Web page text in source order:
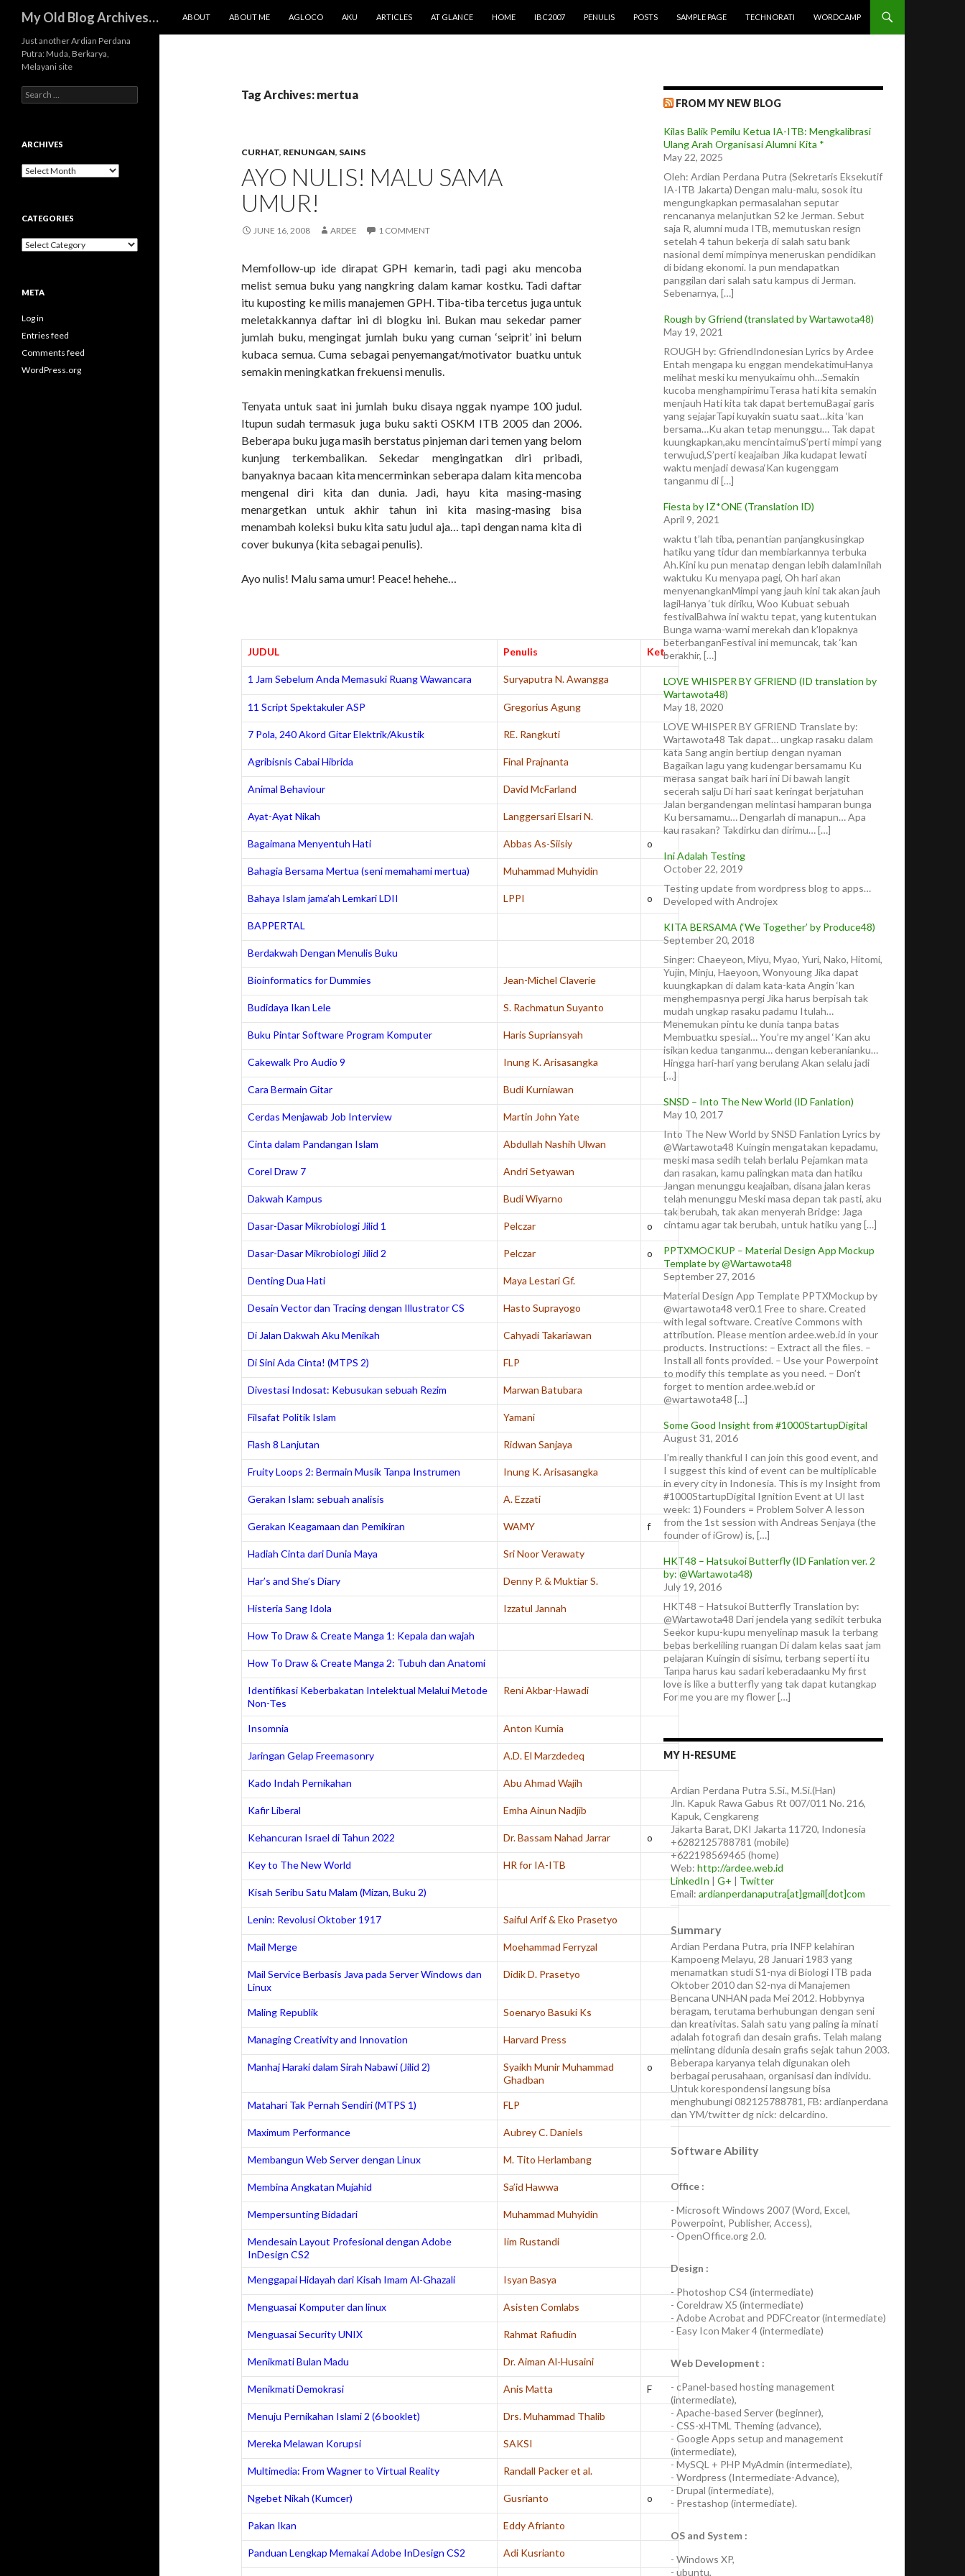
My Old Blog Archives…
ABOUT
ABOUT ME AGLOCO AKU ARTICLES AT GLANCE HOME IBC2007 PENULIS POSTS SAMPLE PAGE TECHNORATI WORDCAMP
Tag Archives: mertua
CURHAT, RENUNGAN, SAINS
AYO NULIS! MALU SAMA
UMUR!
JUNE 16, 2008 ARDEE 1 COMMENT
Memfollow-up ide dirapat GPH kemarin, tadi pagi aku mencoba
melist semua buku yang nangkring dalam kamar kostku. Tadi daftar
itu kuposting ke milis manajemen GPH. Tiba-tiba tercetus juga untuk
meletakkannya daftar ini di blogku ini. Bukan mau sekedar pamer
jumlah buku, mengingat jumlah buku yang cuman ‘seiprit’ ini belum
kubaca semua. Cuma sebagai penyemangat/motivator buatku untuk
semakin meningkatkan frekuensi menulis.
Tenyata untuk saat ini jumlah buku disaya nggak nyampe 100 judul.
Itupun sudah termasuk juga buku sakti OSKM ITB 2005 dan 2006.
Beberapa buku juga masih berstatus pinjeman dari temen yang belom
kunjung terkembalikan. Sekedar mengingatkan diri pribadi,
banyaknya bacaan kita mencerminkan seberapa dalam kita mencoba
mengenal diri kita dan dunia. Jadi, hayu kita masing-masing
menargetkan untuk akhir tahun ini kita masing-masing bisa
menambah koleksi buku kita satu judul aja… tapi dengan nama kita di
cover bukunya (kita sebagai penulis).
Ayo nulis! Malu sama umur! Peace! hehehe…
JUDUL Penulis Ket.
1 Jam Sebelum Anda Memasuki Ruang Wawancara Suryaputra N. Awangga
11 Script Spektakuler ASP Gregorius Agung
7 Pola, 240 Akord Gitar Elektrik/Akustik RE. Rangkuti
Agribisnis Cabai Hibrida Final Prajnanta
Animal Behaviour David McFarland
Ayat-Ayat Nikah Langgersari Elsari N.
Bagaimana Menyentuh Hati Abbas As-Siisiy o
Bahagia Bersama Mertua (seni memahami mertua) Muhammad Muhyidin
Bahaya Islam jama’ah Lemkari LDII LPPI o
BAPPERTAL
Berdakwah Dengan Menulis Buku
Bioinformatics for Dummies Jean-Michel Claverie
Budidaya Ikan Lele S. Rachmatun Suyanto
Buku Pintar Software Program Komputer Haris Supriansyah
Cakewalk Pro Audio 9 Inung K. Arisasangka
Cara Bermain Gitar Budi Kurniawan
Cerdas Menjawab Job Interview Martin John Yate
Cinta dalam Pandangan Islam Abdullah Nashih Ulwan
Corel Draw 7 Andri Setyawan
Dakwah Kampus Budi Wiyarno
Dasar-Dasar Mikrobiologi Jilid 1 Pelczar o
Dasar-Dasar Mikrobiologi Jilid 2 Pelczar o
Denting Dua Hati Maya Lestari Gf.
Desain Vector dan Tracing dengan Illustrator CS Hasto Suprayogo
Di Jalan Dakwah Aku Menikah Cahyadi Takariawan
Di Sini Ada Cinta! (MTPS 2) FLP
Divestasi Indosat: Kebusukan sebuah Rezim Marwan Batubara
Filsafat Politik Islam Yamani
Flash 8 Lanjutan Ridwan Sanjaya
Fruity Loops 2: Bermain Musik Tanpa Instrumen Inung K. Arisasangka
Gerakan Islam: sebuah analisis A. Ezzati
Gerakan Keagamaan dan Pemikiran WAMY f
Hadiah Cinta dari Dunia Maya Sri Noor Verawaty
Har’s and She’s Diary Denny P. & Muktiar S.
Histeria Sang Idola Izzatul Jannah
How To Draw & Create Manga 1: Kepala dan wajah
How To Draw & Create Manga 2: Tubuh dan Anatomi
Identifikasi Keberbakatan Intelektual Melalui Metode
Non-Tes
Reni Akbar-Hawadi
Insomnia Anton Kurnia
Jaringan Gelap Freemasonry A.D. El Marzdedeq
Kado Indah Pernikahan Abu Ahmad Wajih
Kafir Liberal Emha Ainun Nadjib
Kehancuran Israel di Tahun 2022 Dr. Bassam Nahad Jarrar o
Key to The New World HR for IA-ITB
Kisah Seribu Satu Malam (Mizan, Buku 2)
Lenin: Revolusi Oktober 1917 Saiful Arif & Eko Prasetyo
Mail Merge Moehammad Ferryzal
Mail Service Berbasis Java pada Server Windows dan
Linux
Didik D. Prasetyo
Maling Republik Soenaryo Basuki Ks
Managing Creativity and Innovation Harvard Press
Manhaj Haraki dalam Sirah Nabawi (Jilid 2)
Syaikh Munir Muhammad
Ghadban
o
Matahari Tak Pernah Sendiri(MTPS 1) FLP
Maximum Performance Aubrey C. Daniels
Membangun Web Server dengan Linux M. Tito Herlambang
Membina Angkatan Mujahid Sa’id Hawwa
Mempersunting Bidadari Muhammad Muhyidin
Mendesain Layout Profesional dengan Adobe
InDesign CS2
Iim Rustandi
Menggapai Hidayah dari Kisah Imam Al-Ghazali Isyan Basya
Menguasai Komputer dan linux Asisten Comlabs
Menguasai Security UNIX Rahmat Rafiudin
Menikmati Bulan Madu Dr. Aiman Al-Husaini
Menikmati Demokrasi Anis Matta F
Menuju Pernikahan Islami 2 (6 booklet) Drs. Muhammad Thalib
Mereka Melawan Korupsi SAKSI
Multimedia: From Wagner to Virtual Reality Randall Packer et al.
Ngebet Nikah (Kumcer) Gusrianto o
Pakan Ikan Eddy Afrianto
Panduan Lengkap Memakai Adobe InDesign CS2 Adi Kusrianto
FROM MY NEW BLOG
Kilas Balik Pemilu Ketua IA-ITB: Mengkalibrasi
Ulang Arah Organisasi Alumni Kita *
May 22, 2025
Oleh: Ardian Perdana Putra (Sekretaris Eksekutif
IA-ITB Jakarta) Dengan malu-malu, sosok itu
mengungkapkan permasalahan seputar
rencananya melanjutkan S2 ke Jerman. Sebut
saja R, alumni muda ITB, memutuskan resign
setelah 4 tahun bekerja di salah satu bank
nasional demi mimpinya meneruskan pendidikan
di bidang ekonomi. Ia pun mendapatkan
panggilan dari salah satu kampus di Jerman.
Sebenarnya, […]
Rough by Gfriend (translated by Wartawota48)
May 19, 2021
ROUGH by: GfriendIndonesian Lyrics by Ardee
Entah mengapa ku enggan mendekatimuHanya
melihat meski ku menyukaimu ohh…Semakin
kucoba menghampirimuTerasa hati kita semakin
menjauh Hati kita tak dapat bertemuBagai garis
yang sejajarTapi kuyakin suatu saat…kita ‘kan
bersama…Ku akan tetap menunggu… Tak dapat
kuungkapkan,aku mencintaimuS’perti mimpi yang
terwujud,S’perti keajaiban Jika kudapat lewati
waktu menjadi dewasa‘Kan kugenggam
tanganmu di […]
Fiesta by IZ*ONE (Translation ID)
April 9, 2021
waktu t’lah tiba, penantian panjangkusingkap
hatiku yang tidur dan membiarkannya terbuka
Ah.Kini ku pun menatap dengan lebih dalamInilah
waktuku Ku menyapa pagi, Oh hari akan
menyenangkanMimpi yang jauh kini tak akan jauh
lagiHanya ‘tuk diriku, Woo Kubuat sebuah
festivalBahwa ini waktu tepat, yang kutentukan
Bunga warna-warni merekah dan k’lopaknya
beterbanganFestival ini memuncak, tak ‘kan
berakhir, […]
LOVE WHISPER BY GFRIEND (ID translation by
Wartawota48)
May 18, 2020
LOVE WHISPER BY GFRIEND Translate by:
Wartawota48 Tak dapat… ungkap rasaku dalam
kata Sang angin bertiup dengan nyaman
Bagaikan lagu yang kudengar bersamamu Ku
merasa sangat baik hari ini Di bawah langit
secerah salju Di hari saat keringat berjatuhan
Jalan bergandengan melintasi hamparan bunga
Ku bersamamu… Dengarlah di manapun… Apa
kau rasakan? Takdirku dan dirimu… […]
Ini Adalah Testing
October 22, 2019
Testing update from wordpress blog to apps…
Developed with Androjex
KITA BERSAMA (‘We Together’ by Produce48)
September 20, 2018
Singer: Chaeyeon, Miyu, Myao, Yuri, Nako, Hitomi,
Yujin, Minju, Haeyoon, Wonyoung Jika dapat
kuungkapkan di dalam kata-kata Angin ‘kan
menghempasnya pergi Jika harus berpisah tak
mudah ungkap rasaku padamu Itulah…
Menemukan pintu ke dunia tanpa batas
Membuatku spesial… You’re my angel ‘Kan aku
isikan kedua tanganmu… dengan keberanianku…
Hingga hari-hari yang berulang Akan selalu jadi
[…]
SNSD – Into The New World (ID Fanlation)
May 10, 2017
Into The New World by SNSD Fanlation Lyrics by
@Wartawota48 Kuingin mengatakan kepadamu,
meski masa sedih telah berlalu Pejamkan mata
dan rasakan, kamu palingkan mata dan hatiku
Jangan menunggu keajaiban, disana jalan keras
telah menunggu Meski masa depan tak pasti, aku
tak berubah, tak akan menyerah Bridge: Jaga
cintamu agar tak berubah, untuk hatiku yang […]
PPTXMOCKUP – Material Design App Mockup
Template by @Wartawota48
September 27, 2016
Material Design App Template PPTXMockup by
@wartawota48 ver0.1 Free to share. Created
with legal software. Creative Commons with
attribution. Please mention ardee.web.id in your
products. Instructions: – Extract all the files. –
Install all fonts provided. – Use your Powerpoint
to modify this template as you need. – Don’t
forget to mention ardee.web.id or
@wartawota48 […]
Some Good Insight from #1000StartupDigital
August 31, 2016
I’m really thankful I can join this good event, and
I suggest this kind of event can be multiplicable
in every city in Indonesia. This is my Insight from
#1000StartupDigital Ignition Event at UI last
week: 1) Founders = Problem Solver A lesson
from the 1st session with Andreas Senjaya (the
founder of iGrow) is, […]
HKT48 – Hatsukoi Butterfly (ID Fanlation ver. 2
by: @Wartawota48)
July 19, 2016
HKT48 – Hatsukoi Butterfly Translation by:
@Wartawota48 Dari jendela yang sedikit terbuka
Seekor kupu-kupu menyelinap masuk Ia terbang
bebas berkeliling ruangan Di dalam kelas saat jam
pelajaran Kuingin di sisimu, terbang seperti itu
Tanpa harus kau sadari keberadaanku My first
love is like a butterfly yang tak dapat kutangkap
For me you are my flower […]
MY H-RESUME
Ardian Perdana Putra S.Si., M.Si.(Han)
Jln. Kapuk Rawa Gabus Rt 007/011 No. 216,
Kapuk, Cengkareng
Jakarta Barat, DKI Jakarta 11720, Indonesia
+6282125788781 (mobile)
+622198569465 (home)
Web: http://ardee.web.id
LinkedIn | G+ | Twitter
Email: ardianperdanaputra[at]gmail[dot]com
Summary
Ardian Perdana Putra, pria INFP kelahiran
Kampoeng Melayu, 28 Januari 1983 yang
menamatkan studi S1-nya di Biologi ITB pada
Oktober 2010 dan S2-nya di Manajemen
Bencana UNHAN pada Mei 2012. Hobbynya
beragam, terutama berhubungan dengan seni
dan kreativitas. Salah satu yang paling ia minati
adalah fotografi dan desain grafis. Telah malang
melintang didunia desain grafis sejak tahun 2003.
Beberapa karyanya telah digunakan oleh
berbagai perusahaan, organisasi dan individu.
Untuk korespondensi langsung bisa
menghubungi 082125788781, FB: ardianperdana
dan YM/twitter dg nick: delcardino.
Software Ability
Office :
- Microsoft Windows 2007(Word, Excel,
Powerpoint, Publisher, Access),
- OpenOffice.org 2.0.
Design :
-Photoshop CS4(intermediate)
- Coreldraw X5 (intermediate)
- Adobe Acrobat and PDFCreator(intermediate)
- Easy Icon Maker 4(intermediate)
Web Development :
- cPanel-based hosting management
(intermediate),
- Apache-based Server(beginner),
- CSS-xHTML Theming(advance),
- Google Apps setup and management
(intermediate),
- MySQL + PHP MyAdmin (intermediate),
- Wordpress (Intermediate-Advance),
-Drupal (intermediate),
- Prestashop (intermediate).
OS and System :
- Windows XP,
-ubuntu,
Just another Ardian Perdana
Putra: Muda, Berkarya,
Melayani site
Search
for:
ARCHIVES
Archives
CATEGORIES
Categories
META
Log in
Entries feed
Comments feed
WordPress.org